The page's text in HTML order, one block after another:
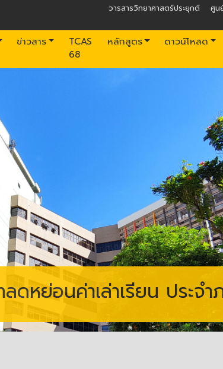
ข่าวสาร
TCAS
68
หลักสูตร ดาวน์โหลด
วารสารวิทยาศาสตร์ประยุกต์ ศูน
ดหย่อนค่าเล่าเรียน ประจ